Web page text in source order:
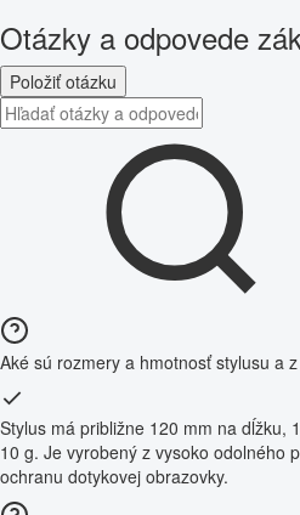
Otázky a odpovede
Položiť otázku
Aké sú rozmery a hmotnosť stylusu a
Stylus má približne 120 mm na dĺžku,
10 g. Je vyrobený z vysoko odolného
ochranu dotykovej obrazovky.